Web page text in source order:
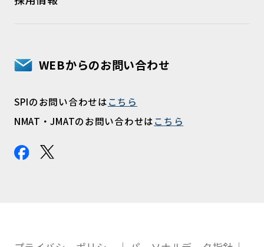
WEBからのお問い合わせ
SPIのお問い合わせはこちら
NMAT・JMATのお問い合わせはこちら